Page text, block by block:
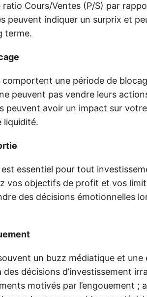
Cours/Ventes (P/S) par
peuvent indiquer un surprix et
terme.
une période de
peuvent pas vendre leurs
peuvent avoir un impact sur
liquidité.
essentiel pour tout
vos objectifs de profit et vos
des décisions émotionnelles
un buzz médiatique et une
décisions d’investissement
motivés par l’engouement ;